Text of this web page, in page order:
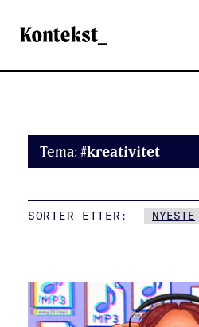
Kontekst
Tema:#kreativitet
SORTER ETTER: